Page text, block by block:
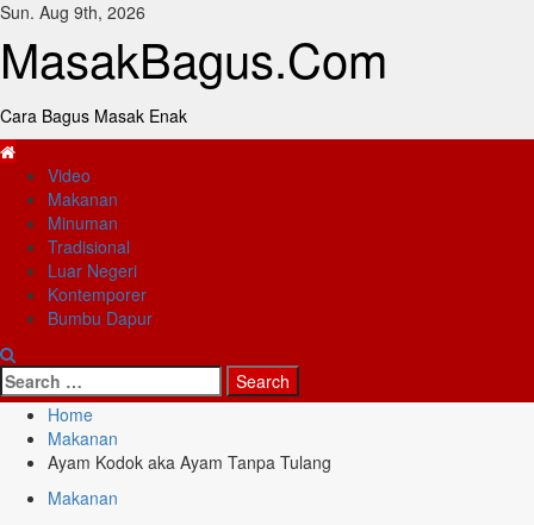
Skip
content
Sun. Aug 9th, 2026
MasakBagus.Com
Cara Bagus Masak Enak
Primary
Menu
Video
Makanan
Minuman
Tradisional
Luar Negeri
Kontemporer
Bumbu Dapur
Search
for:
Home
Makanan
Ayam Kodok aka Ayam Tanpa Tulang
Makanan